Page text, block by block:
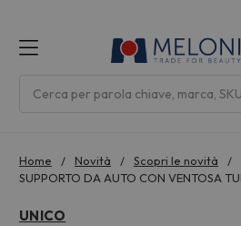
Home Novità Scopri le novità
SUPPORTO DA AUTO CON VENTOSA
UNICO